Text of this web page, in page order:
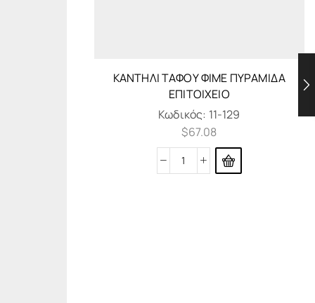
ΚΑΝΤΗΛΙ ΤΑΦΟΥ ΦΙΜΕ ΠΥΡΑΜΙΔΑ
ΕΠΙΤΟΙΧΕΙΟ
Κωδικός: 11-129
$67.08